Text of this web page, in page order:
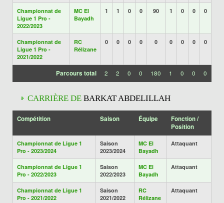
Championnat de
Ligue 1 Pro -
2022/2023
MC El
Bayadh
1 1 0 0 90 1 0 0 0
Championnat de
Ligue 1 Pro -
2021/2022
RC
Rélizane
0 0 0 0 0 0 0 0 0
Parcours total 2 2 0 0 180 1 0 0 0
CARRIÈRE DE BARKAT ABDELILLAH
Compétition Saison Équipe
Fonction /
Position
Championnat de Ligue 1
Pro - 2023/2024
Saison
2023/2024
MC El
Bayadh
Attaquant
Championnat de Ligue 1
Pro - 2022/2023
Saison
2022/2023
MC El
Bayadh
Attaquant
Championnat de Ligue 1
Pro - 2021/2022
Saison
2021/2022
RC
Rélizane
Attaquant